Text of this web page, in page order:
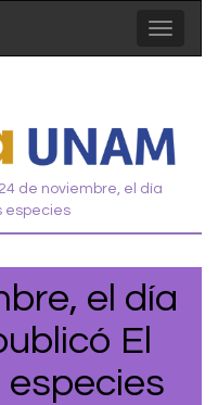
Toggle
24 de noviembre, el día
especies
el día
El
especies